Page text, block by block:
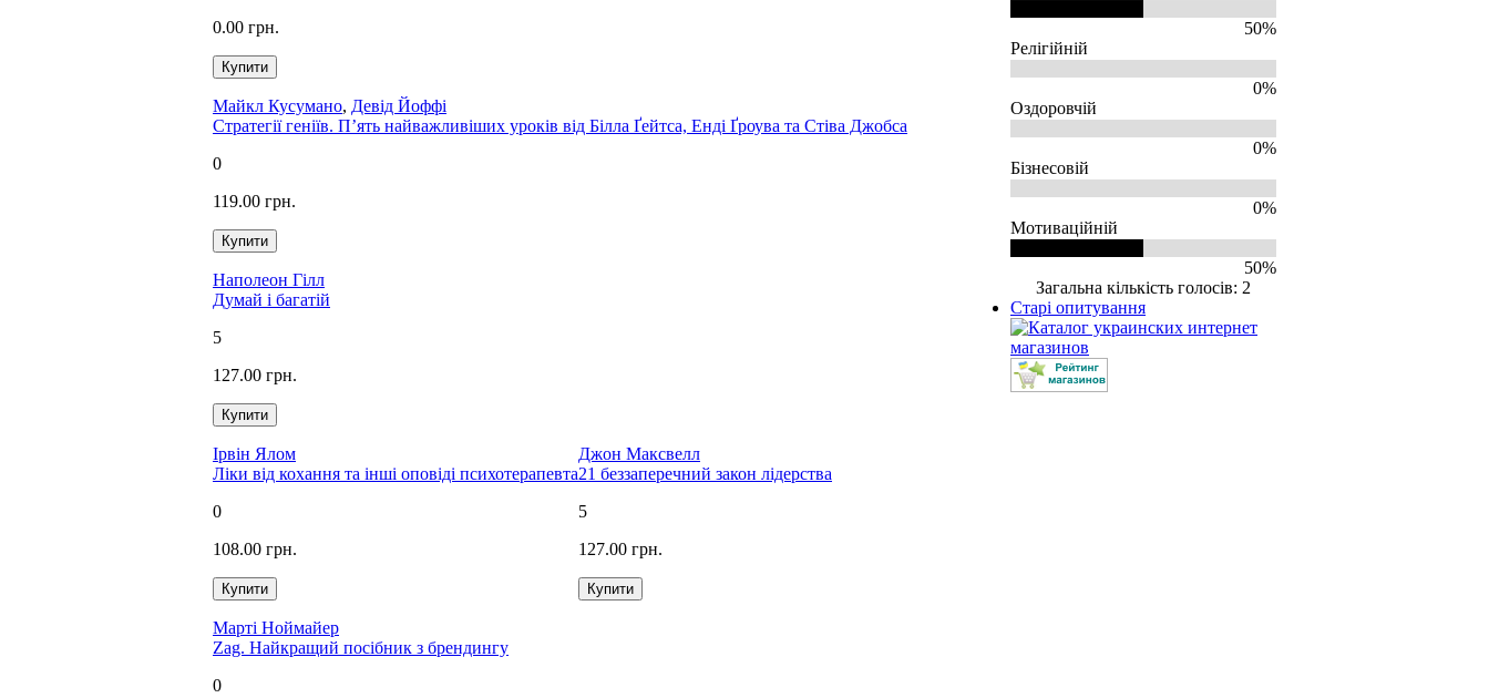
0.00 грн.
Майкл Кусумано, Девід Йоффі
Стратегії геніїв. П’ять найважливіших уроків від Білла Ґейтса, Енді Ґроува та Стіва Джобса
0
119.00 грн.
Наполеон Гілл
Думай і багатій
5
127.00 грн.
Ірвін Ялом
Ліки від кохання та інші оповіді психотерапевта
0
108.00 грн.
Джон Максвелл
21 беззаперечний закон лідерства
5
127.00 грн.
Марті Ноймайер
Zag. Найкращий посібник з брендингу
0
50%
Релігійній
0%
Оздоровчій
0%
Бізнесовій
0%
Мотиваційній
50%
Загальна кількість голосів: 2
Старі опитування